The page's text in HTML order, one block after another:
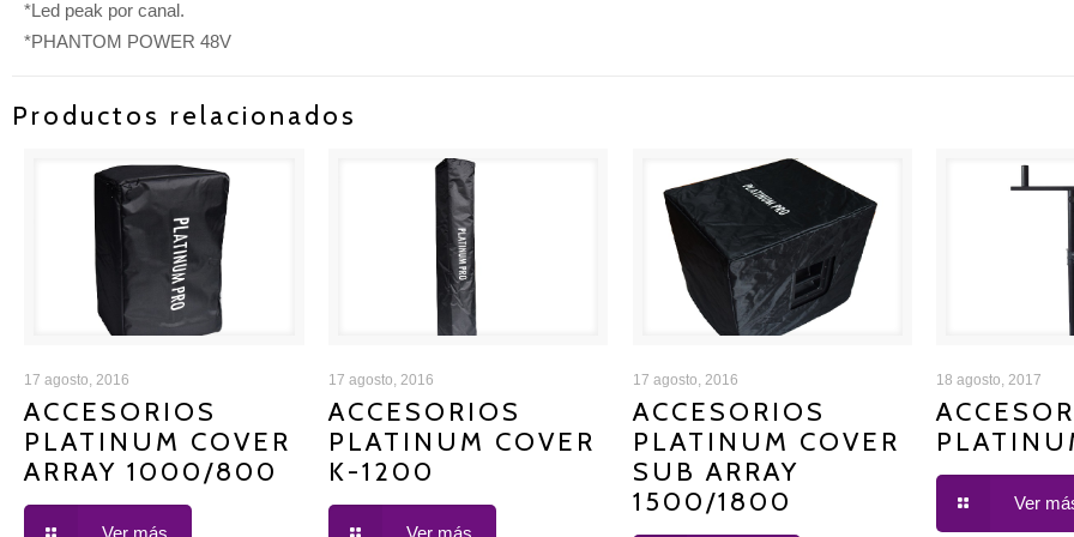
*Led peak por canal.
*PHANTOM POWER 48V
Productos relacionados
ACCESORIOS PLATINUM
COVER ARRAY 1000/800
17 agosto, 2016
ACCESORIOS
PLATINUM COVER
ARRAY 1000/800
Ver más
ACCESORIOS PLATINUM
COVER K-1200
17 agosto, 2016
ACCESORIOS
PLATINUM COVER
K-1200
Ver más
ACCESORIOS PLATINUM
COVER SUB ARRAY 1500/1800
17 agosto, 2016
ACCESORIOS
PLATINUM COVER
SUB ARRAY
1500/1800
18 agosto, 2017
Ver